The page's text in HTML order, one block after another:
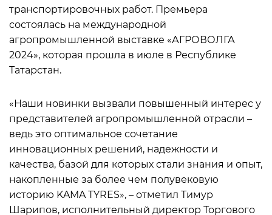
транспортировочных работ. Премьера
состоялась на международной
агропромышленной выставке «АГРОВОЛГА
2024», которая прошла в июле в Республике
Татарстан.
«Наши новинки вызвали повышенный интерес у
представителей агропромышленной отрасли –
ведь это оптимальное сочетание
инновационных решений, надежности и
качества, базой для которых стали знания и опыт,
накопленные за более чем полувековую
историю KAMA TYRES», – отметил Тимур
Шарипов, исполнительный директор Торгового